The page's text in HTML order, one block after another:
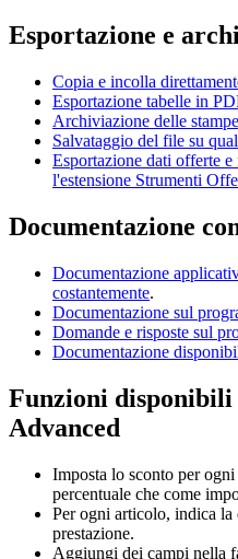
Esportazione e
Copia e incolla
Esportazione tabelle in
Archiviazione delle
Salvataggio del file su
Esportazione dati offerte
l'estensione Strumenti
Documentazione
Documentazione
costantemente.
Documentazione sul
Domande e risposte sul
Documentazione
Funzioni disponibili
Advanced
Imposta lo sconto per
percentuale che come
Per ogni articolo, indica la
prestazione.
Aggiungi dei campi nella